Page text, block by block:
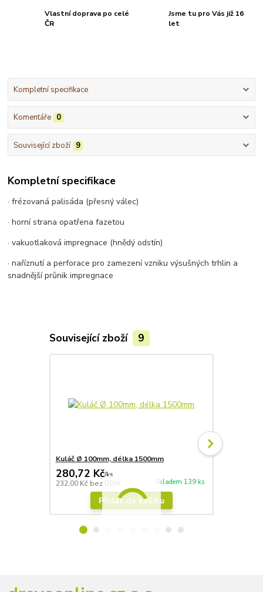
Vlastní doprava po celé
ČR
Jsme tu pro Vás již 16
let
Kompletní specifikace
Komentáře 0
Související zboží 9
Kompletní specifikace
· frézovaná palisáda (přesný válec)
· horní strana opatřena fazetou
· vakuotlaková impregnace (hnědý odstín)
· naříznutí a perforace pro zamezení vzniku výsušných trhlin a
snadnější průnik impregnace
Související zboží 9
Kuláč Ø 100mm, délka 1500mm
280,72 Kč/ks
232,00 Kč bez DPH Skladem 139 ks
Přidat do košíku